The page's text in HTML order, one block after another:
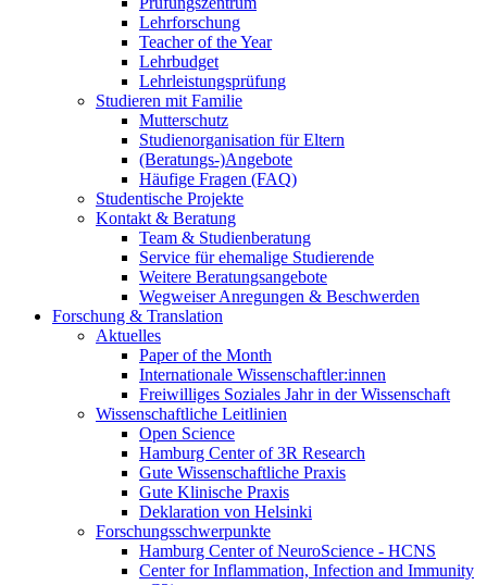
Lehrforschung
Teacher of the Year
Lehrbudget
Lehrleistungsprüfung
Studieren mit Familie
Mutterschutz
Studienorganisation für Eltern
(Beratungs-)Angebote
Häufige Fragen (FAQ)
Studentische Projekte
Kontakt & Beratung
Team & Studienberatung
Service für ehemalige Studierende
Weitere Beratungsangebote
Wegweiser Anregungen & Beschwerden
Forschung & Translation
Aktuelles
Paper of the Month
Internationale Wissenschaftler:innen
Freiwilliges Soziales Jahr in der Wissenschaft
Wissenschaftliche Leitlinien
Open Science
Hamburg Center of 3R Research
Gute Wissenschaftliche Praxis
Gute Klinische Praxis
Deklaration von Helsinki
Forschungsschwerpunkte
Hamburg Center of NeuroScience - HCNS
Center for Inflammation, Infection and Immunity